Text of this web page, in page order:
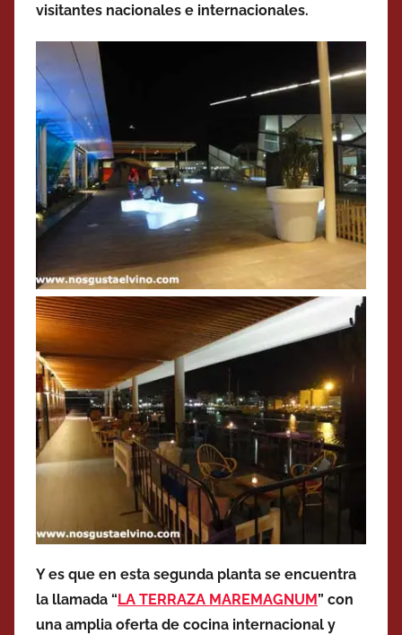
visitantes nacionales e internacionales.
Y es que en esta segunda planta se encuentra
la llamada “ LA TERRAZA MAREMAGNUM” con
una amplia oferta de cocina internacional y